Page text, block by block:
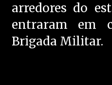
arredores do
entraram em
Brigada Militar.